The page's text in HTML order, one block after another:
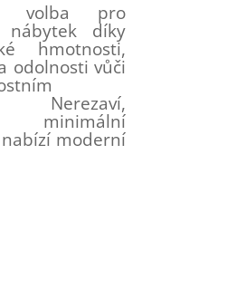
volba pro
nábytek díky
hmotnosti,
odolnosti vůči
Nerezaví,
minimální
moderní